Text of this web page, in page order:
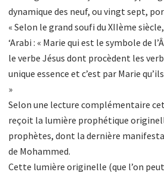
dynamique des neuf, ou vingt sept,
« Selon le grand soufi du XIIème
‘Arabi : « Marie qui est le symbole de
le verbe Jésus dont procèdent les
unique essence et c’est par Marie
»
Selon une lecture complémentaire
reçoit la lumière prophétique
prophètes, dont la dernière
de Mohammed.
Cette lumière originelle (que l’on